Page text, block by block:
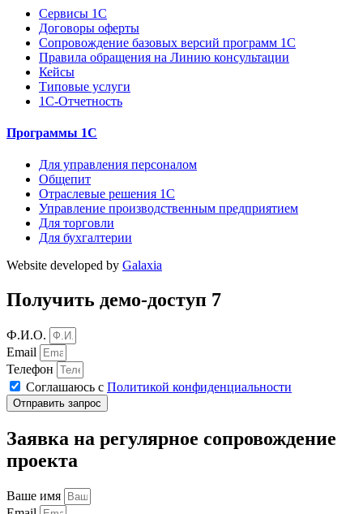
Сервисы 1С
Договоры оферты
Сопровождение базовых версий программ 1С
Правила обращения на Линию консультации
Кейсы
Типовые услуги
1С-Отчетность
Программы 1С
Для управления персоналом
Общепит
Отраслевые решения 1С
Управление производственным предприятием
Для торговли
Для бухгалтерии
Website developed by Galaxia
Получить демо-доступ 7
Ф.И.О.
Email
Телефон
Соглашаюсь с Политикой конфиденциальности
Отправить запрос
Заявка на регулярное сопровождение
проекта
Ваше имя